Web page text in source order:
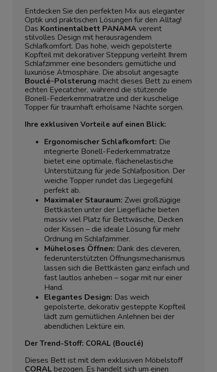
Entdecken Sie den perfekten Mix aus eleganter
Optik und praktischen Lösungen für den Alltag!
Das Kontinentalbett PANAMAvereint
stilvolles Design mit herausragendem
Schlafkomfort. Das hohe, weich gepolsterte
Kopfteil mit dekorativer Steppung verleiht Ihrem
Schlafzimmer eine besonders gemütliche und
luxuriöse Atmosphäre. Die absolut angesagte
Bouclé-Polsterung macht dieses Bett zu einem
echten Eyecatcher, während die stützende
Bonell-Federkernmatratze und der kuschelige
Topper für traumhaft erholsame Nächte sorgen.
Ihre exklusiven Vorteile auf einen Blick:
Ergonomischer Schlafkomfort: Die
integrierte Bonell-Federkernmatratze
bietet eine optimale, flächenelastische
Unterstützung für jede Schlafposition. Der
weiche Topper rundet das Liegegefühl
perfekt ab.
Maximaler Stauraum: Zwei großzügige
Bettkästen unter der Liegefläche bieten
massiv viel Platz für Bettwäsche, Decken
oder Kissen – die ideale Lösung für mehr
Ordnung im Schlafzimmer.
Müheloses Öffnen: Dank des cleveren,
federunterstützten Öffnungsmechanismus
lassen sich die Bettkästen ganz einfach und
fast lautlos anheben – sogar mit nur einer
Hand.
Elegantes Design: Das weich
gepolsterte, dekorativ gesteppte Kopfteil
lädt zum gemütlichen Anlehnen bei der
abendlichen Lektüre ein.
Der Trend-Stoff: CORAL (Bouclé)
Dieses Bett ist mit dem exklusiven Möbelstoff
CORALbezogen. Es handelt sich um einen